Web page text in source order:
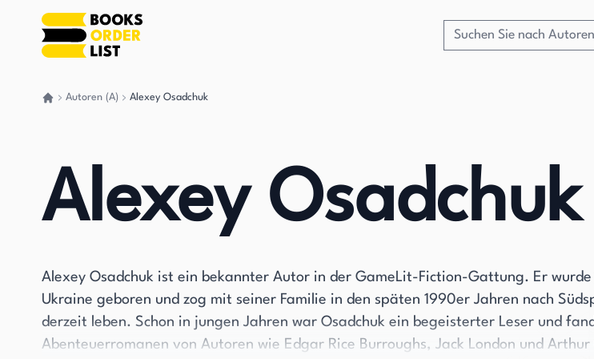
Autoren (A) Alexey Osadchuk
Alexey Osadchuk
Alexey Osadchuk ist ein bekannter Autor in der GameLit-Fiction-Gattung. Er wurde
Ukraine geboren und zog mit seiner Familie in den späten 1990er Jahren nach
derzeit leben. Schon in jungen Jahren war Osadchuk ein begeisterter Leser und
Abenteuerromanen von Autoren wie Edgar Rice Burroughs, Jack London und Arthur